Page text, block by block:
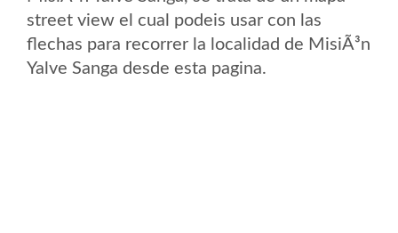
street view el cual podeis usar con las
flechas para recorrer la localidad de MisiÃ³n
Yalve Sanga desde esta pagina.